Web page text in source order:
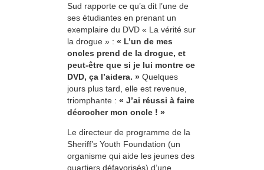
Sud rapporte ce qu’a dit l’une de
ses étudiantes en prenant un
exemplaire du DVD « La vérité sur
la drogue » : « L’un de mes
oncles prend de la drogue, et
peut-être que si je lui montre ce
DVD, ça l’aidera. » Quelques
jours plus tard, elle est revenue,
triomphante : « J’ai réussi à faire
décrocher mon oncle ! »
Le directeur de programme de la
Sheriff’s Youth Foundation (un
organisme qui aide les jeunes des
quartiers défavorisés) d’une